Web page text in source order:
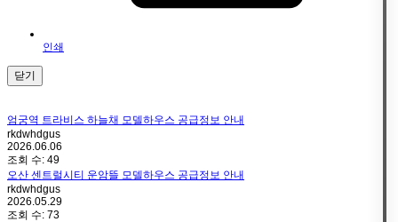
인쇄
닫기
엄궁역 트라비스 하늘채 모델하우스 공급정보 안내
rkdwhdgus
2026.06.06
조회 수: 49
오산 센트럴시티 운암뜰 모델하우스 공급정보 안내
rkdwhdgus
2026.05.29
조회 수: 73